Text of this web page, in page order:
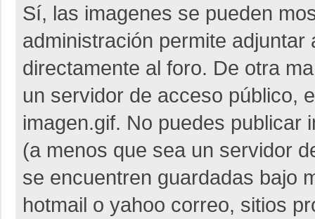
Sí, las imagenes se pueden
administración permite
directamente al foro. De otra
un servidor de acceso público,
imagen.gif. No puedes publicar
(a menos que sea un servidor
se encuentren guardadas bajo
hotmail o yahoo correo, sitios